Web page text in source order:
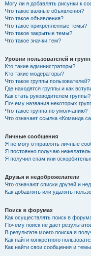
Могу ли я добавлять рисунки к
Что такое важные объявления?
Что такое объявления?
Что такое прикрепленные темы?
Что такое закрытые темы?
Что такое значки тем?
Уровни пользователей и
Кто такие администраторы?
Кто такие модераторы?
Что такое группы пользователей?
Где находятся группы и как
Как стать руководителем группы?
Почему названия некоторых
Что такое группа по умолчанию?
Что означает ссылка «Команда
Личные сообщения
Я не могу отправлять личные
Я постоянно получаю
Я получил спам или
Друзья и недоброжелатели
Что означают списки друзей и
Как добавлять или удалять
Поиск в форумах
Как осуществлять поиск в
Почему поиск не дает
В результате моего поиска я
Как найти конкретного
Как найти свои сообщения и